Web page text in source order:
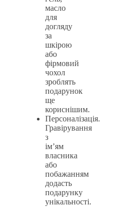
масло
для
догляду
за
шкірою
або
фірмовий
чохол
зроблять
подарунок
ще
кориснішим.
Персоналізація.
Гравірування
з
ім’ям
власника
або
побажанням
додасть
подарунку
унікальності.